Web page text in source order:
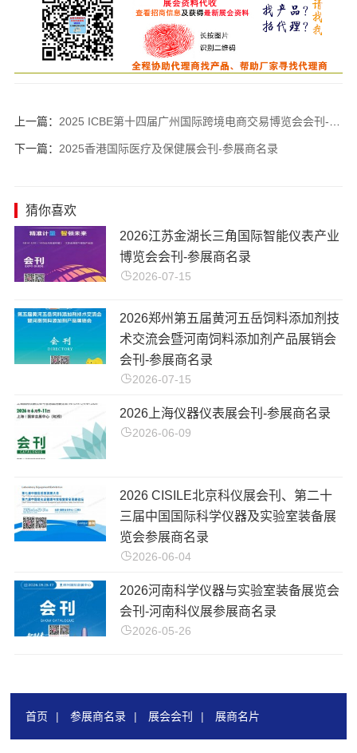
上一篇： 2025 ICBE第十四届广州国际跨境电商交易博览会会刊-参展商名录
下一篇： 2025香港国际医疗及保健展会刊-参展商名录
猜你喜欢
2026江苏金湖长三角国际智能仪表产业
博览会会刊-参展商名录
2026-07-15
2026郑州第五届黄河五岳饲料添加剂技
术交流会暨河南饲料添加剂产品展销会
会刊-参展商名录
2026-07-15
2026上海仪器仪表展会刊-参展商名录
2026-06-09
2026 CISILE北京科仪展会刊、第二十
三届中国国际科学仪器及实验室装备展
览会参展商名录
2026-06-04
2026河南科学仪器与实验室装备展览会
会刊-河南科仪展参展商名录
2026-05-26
首页 | 参展商名录 | 展会会刊 | 展商名片